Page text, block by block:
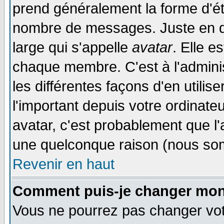
prend généralement la forme
nombre de messages. Juste en
large qui s'appelle avatar. Elle
chaque membre. C'est à
les différentes façons d'en
l'important depuis votre
avatar, c'est probablement que
une quelconque raison (nous
Revenir en haut
Comment puis-je changer
Vous ne pourrez pas changer